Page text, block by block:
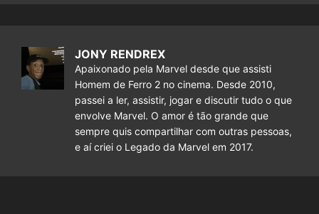
JONY RENDREX
Apaixonado pela Marvel desde que assisti
Homem de Ferro 2 no cinema. Desde 2010,
passei a ler, assistir, jogar e discutir tudo o que
envolve Marvel. O amor é tão grande que
sempre quis compartilhar com outras pessoas,
e aí criei o Legado da Marvel em 2017.